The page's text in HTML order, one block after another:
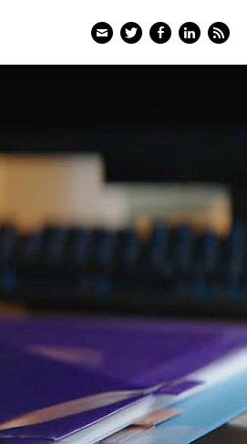
EmailTwitterFacebook
LinkedIn
Feed